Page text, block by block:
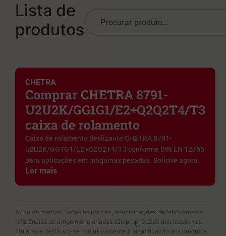
Lista de
produtos
CHETRA
Comprar CHETRA 8791-
U2U2K/GG1G1/E2+Q2Q2T4/T3
caixa de rolamento
Caixa de rolamento deslizante CHETRA 8791-
U2U2K/GG1G1/E2+Q2Q2T4/T3 conforme DIN EN 12756
para aplicações em máquinas pesadas. Solicite agora.
Ler mais
Aviso de marcas: Todas as marcas, denominações de fabricantes e
referências de artigo mencionadas são propriedade dos respetivos
titulares e destinam-se exclusivamente à identificação dos produtos